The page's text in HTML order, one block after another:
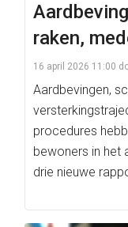
raken,
16 april 2026 11:00
Aardbevingen,
procedures
bewoners in het
drie nieuwe